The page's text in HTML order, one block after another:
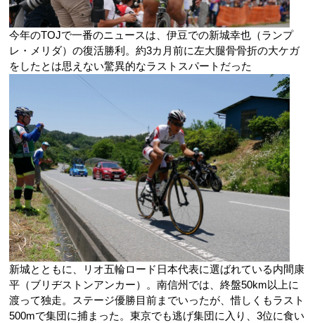
今年のTOJで一番のニュースは、伊豆での新城幸也（ランプ
レ・メリダ）の復活勝利。約3カ月前に左大腿骨骨折の大ケガ
をしたとは思えない驚異的なラストスパートだった
新城とともに、リオ五輪ロード日本代表に選ばれている内間康
平（ブリヂストンアンカー）。南信州では、終盤50km以上に
渡って独走。ステージ優勝目前までいったが、惜しくもラスト
500mで集団に捕まった。東京でも逃げ集団に入り、3位に食い